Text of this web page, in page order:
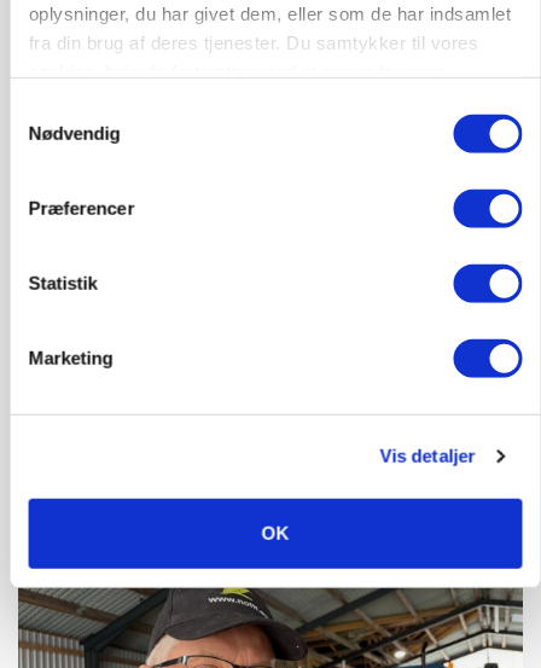
oplysninger, du har givet dem, eller som de har indsamlet
fra din brug af deres tjenester. Du samtykker til vores
Nødvendig
Præferencer
Statistik
Marketing
Vis detaljer
OK
MARKED
Russisk mælkepris dykker 23 procent
Fra mark til mur: Byggeriet kan åbne nyt